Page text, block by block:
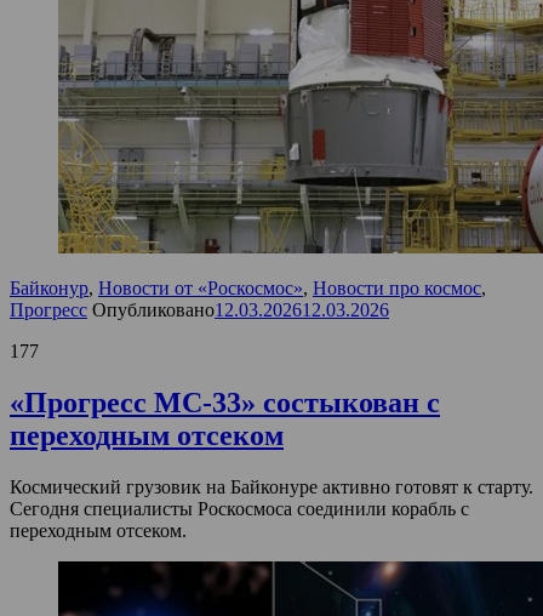
Байконур, Новости от «Роскосмос», Новости про космос,
Прогресс Опубликовано12.03.202612.03.2026
177
«Прогресс МС-33» состыкован с
переходным отсеком
Космический грузовик на Байконуре активно готовят к старту.
Сегодня специалисты Роскосмоса соединили корабль с
переходным отсеком.